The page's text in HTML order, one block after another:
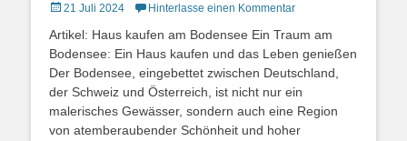
Posted
21 Juli 2024 Hinterlasse einen Kommentar
Artikel: Haus kaufen am Bodensee Ein Traum am
Bodensee: Ein Haus kaufen und das Leben genießen
Der Bodensee, eingebettet zwischen Deutschland,
der Schweiz und Österreich, ist nicht nur ein
malerisches Gewässer, sondern auch eine Region
von atemberaubender Schönheit und hoher